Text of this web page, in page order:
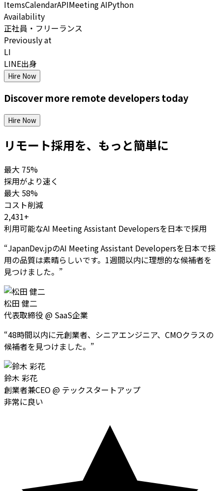
ItemsCalendarAPIMeeting AIPython
Availability
正社員・フリーランス
Previously at
LI
LINE出身
Hire Now
Discover more remote developerstoday
Hire Now
リモート採用を、もっと簡単に
最大 75%
採用がより速く
最大 58%
コスト削減
2,431+
利用可能なAI Meeting Assistant Developersを日本で採用
“JapanDev.jpのAI Meeting Assistant Developersを日本で採
用の品質は素晴らしいです。1週間以内に理想的な候補者を
見つけました。 ”
松田 健二
代表取締役 @ SaaS企業
“48時間以内に元創業者、シニアエンジニア、CMOクラスの
候補者を見つけました。 ”
鈴木 彩花
創業者兼CEO@ テックスタートアップ
非常に良い